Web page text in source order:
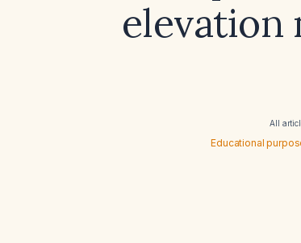
elevation
All
Educational